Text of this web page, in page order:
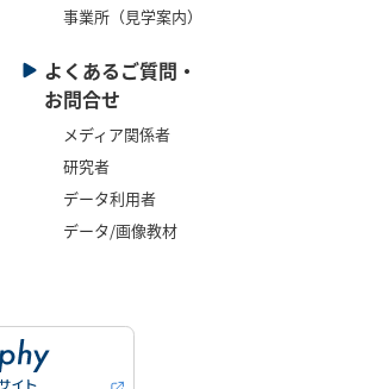
事業所（見学案内）
よくあるご質問・
お問合せ
メディア関係者
研究者
データ利用者
データ/画像教材